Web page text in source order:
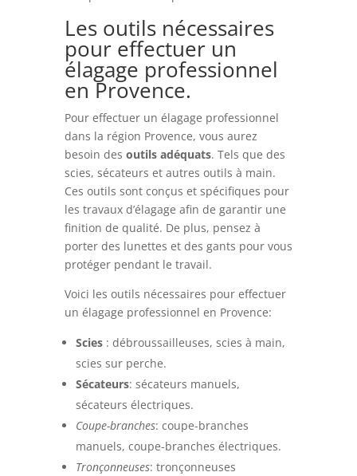
Les outils nécessaires
pour effectuer un
élagage professionnel
en Provence.
Pour effectuer un élagage professionnel
dans la région Provence, vous aurez
besoin des outils adéquats. Tels que des
scies, sécateurs et autres outils à main.
Ces outils sont conçus et spécifiques pour
les travaux d’élagage afin de garantir une
finition de qualité. De plus, pensez à
porter des lunettes et des gants pour vous
protéger pendant le travail.
Voici les outils nécessaires pour effectuer
un élagage professionnel en Provence:
Scies: débroussailleuses, scies à main,
scies sur perche.
Sécateurs: sécateurs manuels,
sécateurs électriques.
Coupe-branches: coupe-branches
manuels, coupe-branches électriques.
Tronçonneuses: tronçonneuses